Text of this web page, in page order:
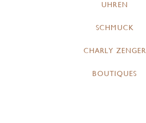
UHREN
SCHMUCK
CHARLY ZENGER
BOUTIQUES